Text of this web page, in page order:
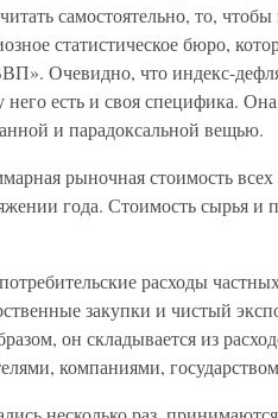
самостоятельно, то, чтобы
статистическое бюро,
Очевидно, что индекс-
есть и своя специфика. Она
и парадоксальной вещью.
рыночная стоимость
года. Стоимость сырья и
расходы
закупки и чистый
он складывается из
компаниями,